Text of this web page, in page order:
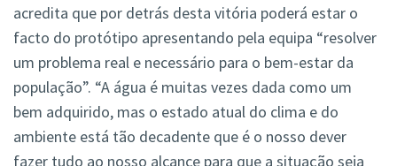
acredita que por detrás desta vitória poderá estar o
facto do protótipo apresentando pela equipa “resolver
um problema real e necessário para o bem-estar da
população”. “A água é muitas vezes dada como um
bem adquirido, mas o estado atual do clima e do
ambiente está tão decadente que é o nosso dever
fazer tudo ao nosso alcance para que a situação seja